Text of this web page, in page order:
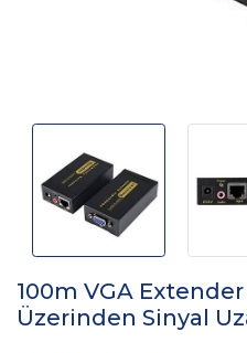
100m VGA
Üzerinden Sinyal